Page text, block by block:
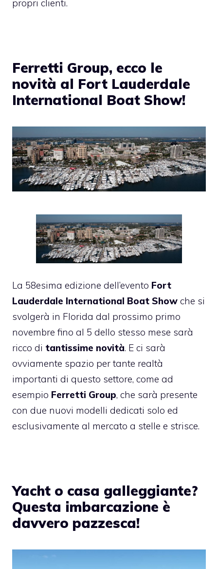
propri clienti.
Ferretti Group, ecco le
novità al Fort Lauderdale
International Boat Show!
La 58esima edizione dell’evento Fort
Lauderdale International Boat Show che si
svolgerà in Florida dal prossimo primo
novembre fino al 5 dello stesso mese sarà
ricco di tantissime novità. E ci sarà
ovviamente spazio per tante realtà
importanti di questo settore, come ad
esempio Ferretti Group, che sarà presente
con due nuovi modelli dedicati solo ed
esclusivamente al mercato a stelle e strisce.
Yacht o casa galleggiante?
Questa imbarcazione è
davvero pazzesca!